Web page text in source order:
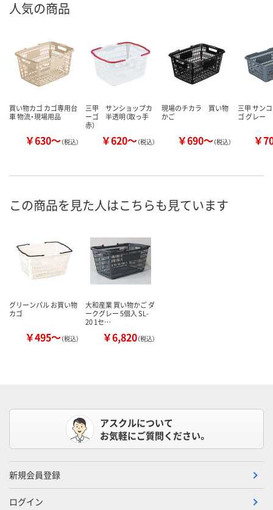
人気の商品
買い物カゴ カゴ専用台
車 物流・現場用品
￥630～（税込）
三甲 サンショップカ
ーゴ 半透明（取っ手
赤）
￥620～（税込）
現場のチカラ 買い物
かご
￥690～（税込）
三甲 サン
ゴ グレー
￥
この商品を見た人はこちらも見ています
グリーンパル お買い物
カゴ
￥495～（税込）
大和産業 買い物かご ダ
ークグレー 5個入 SL-
20 1セ…
￥6,820（税込）
アスクルについて
お気軽にご質問ください。
新規会員登録
ログイン